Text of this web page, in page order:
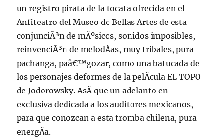
un registro pirata de la tocata ofrecida en el
Anfiteatro del Museo de Bellas Artes de esta
conjunciÃ³n de mÃºsicos, sonidos imposibles,
reinvenciÃ³n de melodÃ­as, muy tribales, pura
pachanga, paâ€™gozar, como una batucada de
los personajes deformes de la pelÃ­cula EL TOPO
de Jodorowsky. AsÃ­ que un adelanto en
exclusiva dedicada a los auditores mexicanos,
para que conozcan a esta tromba chilena, pura
energÃ­a.